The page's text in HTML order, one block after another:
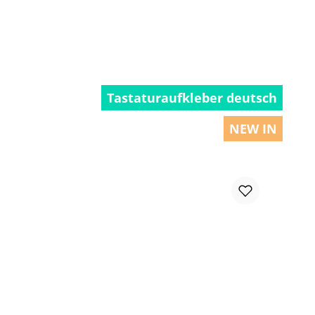
Tastaturaufkleber deutsch
NEW IN